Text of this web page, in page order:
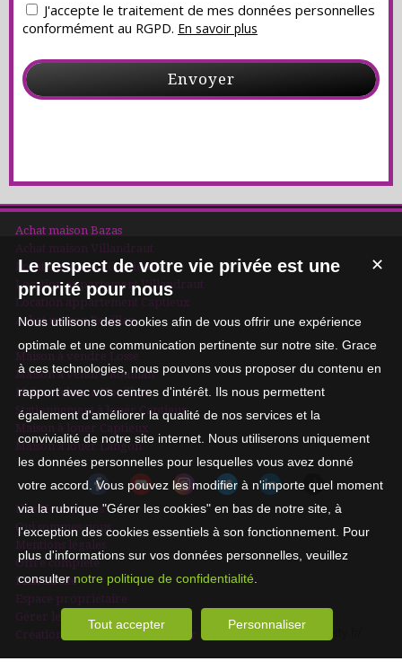
J'accepte le traitement de mes données personnelles
conformément au RGPD. En savoir plus
Achat maison Bazas
Achat maison Villandraut
Location maison Captieux
Location appartement Villandraut
Location appartement Captieux
Achat maison Roaillan
Maison à vendre Losse
Maison à vendre Roaillan
Maison à louer Noaillan
Stationnement à louer Captieux
Maison à louer Captieux
Maison à louer Langon
Nos Honoraires
Qui sommes-nous
Mentions légales
Offre complète
Plan du site
Espace propriétaire
Gérer les cookies
Création site internet immobilier
✕
Le respect de votre vie privée est une
priorité pour nous
Nous utilisons des cookies afin de vous offrir une expérience
optimale et une communication pertinente sur notre site. Grace
à ces technologies, nous pouvons vous proposer du contenu en
rapport avec vos centres d'intérêt. Ils nous permettent
également d'améliorer la qualité de nos services et la
convivialité de notre site internet. Nous utiliserons uniquement
les données personnelles pour lesquelles vous avez donné
votre accord. Vous pouvez les modifier à n'importe quel moment
via la rubrique "Gérer les cookies" en bas de notre site, à
l'exception des cookies essentiels à son fonctionnement. Pour
plus d'informations sur vos données personnelles, veuillez
consulternotre politique de confidentialité
Tout accepter Personnaliser